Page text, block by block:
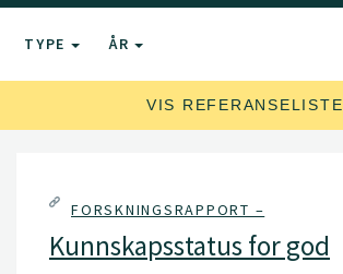
TYPE ÅR
VIS REFERANSELISTE
FORSKNINGSRAPPORT –
Kunnskapsstatus for god